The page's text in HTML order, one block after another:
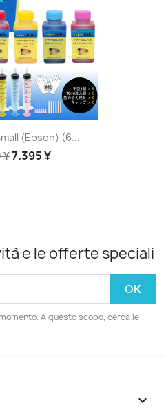
(Epson) (6...
¥7.395 ¥
e le offerte speciali
A questo scopo, cerca le
